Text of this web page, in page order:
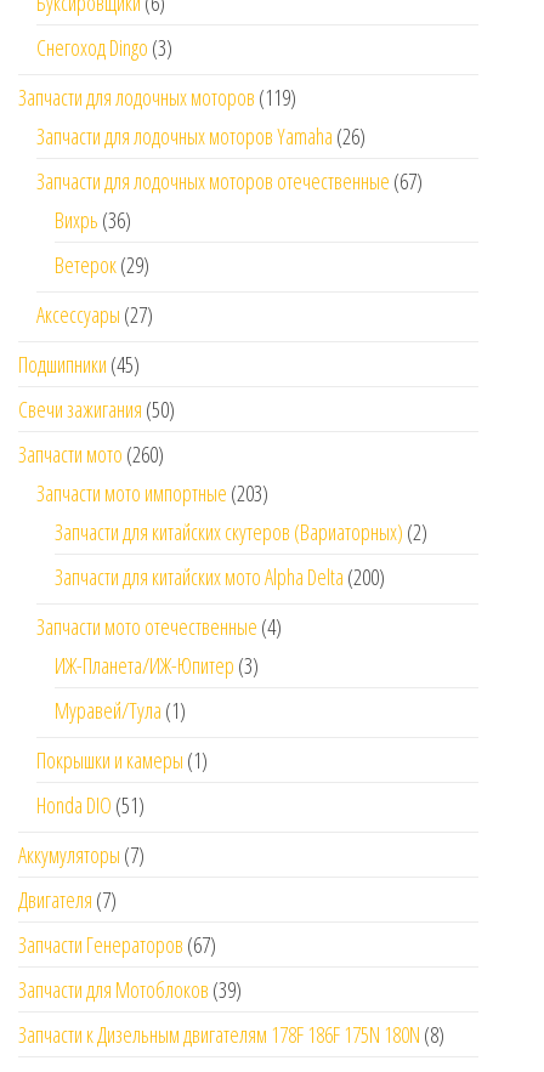
Снегоход Dingo (3)
Запчасти для лодочных моторов (119)
Запчасти для лодочных моторов Yamaha (26)
Запчасти для лодочных моторов отечественные (67)
Вихрь (36)
Ветерок(29)
Аксессуары (27)
Подшипники (45)
Свечи зажигания (50)
Запчасти мото (260)
Запчасти мото импортные (203)
Запчасти для китайских скутеров (Вариаторных) (2)
Запчасти для китайских мото Alpha Delta (200)
Запчасти мото отечественные (4)
ИЖ-Планета/ИЖ-Юпитер (3)
Муравей/Тула (1)
Покрышки и камеры (1)
Honda DIO (51)
Аккумуляторы (7)
Двигателя (7)
Запчасти Генераторов (67)
Запчасти для Мотоблоков (39)
Запчасти к Дизельным двигателям 178F 186F 175N 180N (8)